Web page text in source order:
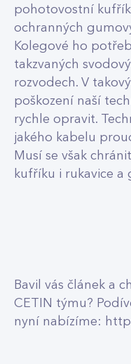
pohotovostní
ochranných
Kolegové ho
takzvaných
rozvodech. V
poškození naší
rychle opravit.
jakého kabelu
Musí se však
kufříku i rukavice a
Bavil vás článek a
CETIN týmu?
nyní nabízíme: